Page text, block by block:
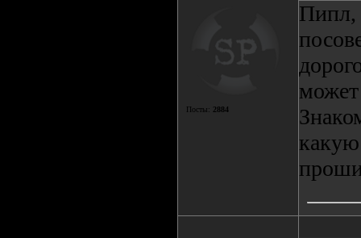
Посты: 2884
Пипл,
может